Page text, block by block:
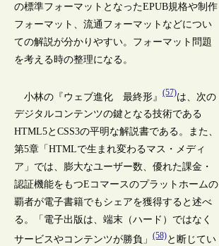
の標準フォーマットとなったEPUB規格や制作
フォーマット、流通フォーマットなどについ
ての解説が分かりやすい。フォーマット問題
を考える時の整理になる。
小林の『ウェブ進化 最終形』(57)は、次の
デジタルコンテンツの鍵となる技術である
HTML5とCSS3の平明な解説書である。また、
第5章「HTMLで生まれ変わるマス・メディ
ア」では、膨大なユーザー数、優れた課金・
認証機能をもつEコマースのプラットホームの
覇者が電子書籍でもシェアを獲得すると述べ
る。「電子出版は、端末（ハード）ではなく
サービスやコンテンツが勝負」(58)と断じてい